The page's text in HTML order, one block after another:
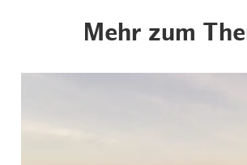
Mehr zum